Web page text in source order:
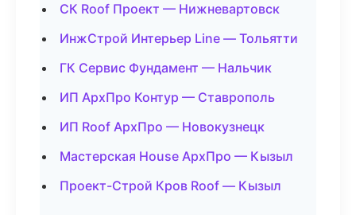
СК Roof Проект — Нижневартовск
ИнжСтрой Интерьер Line — Тольятти
ГК Сервис Фундамент — Нальчик
ИП АрхПро Контур — Ставрополь
ИП Roof АрхПро — Новокузнецк
Мастерская House АрхПро — Кызыл
Проект-Строй Кров Roof — Кызыл